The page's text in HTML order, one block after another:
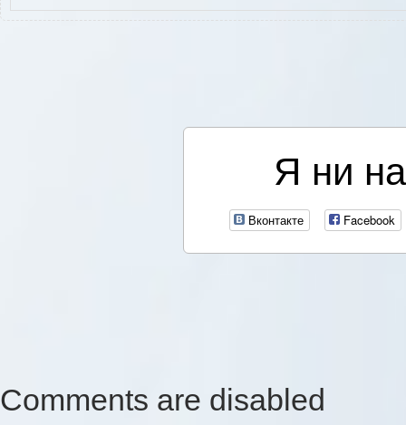
Я ни
Вконтакте Facebook
Comments are disabled